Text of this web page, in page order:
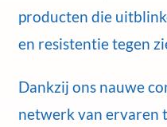
producten die
en resistentie tegen
Dankzij ons nauwe
netwerk van ervaren